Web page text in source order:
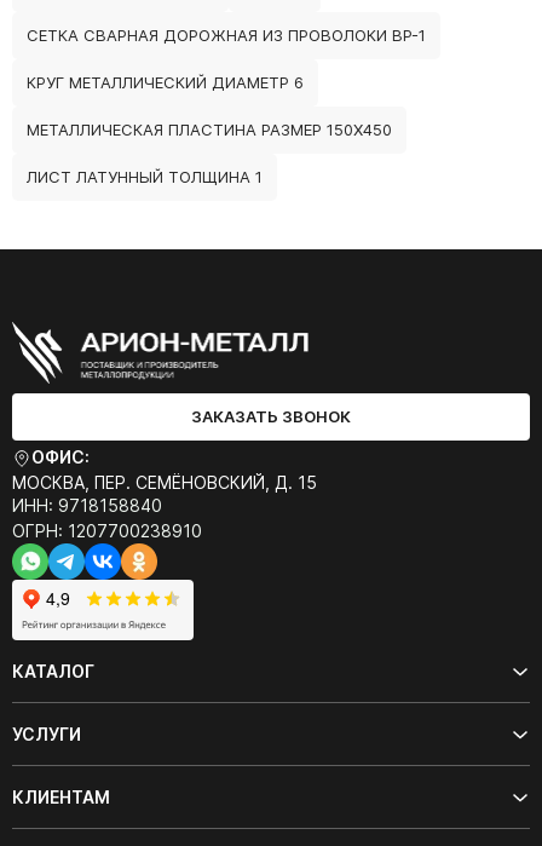
СЕТКА СВАРНАЯ ДОРОЖНАЯ ИЗ ПРОВОЛОКИ ВР-1
КРУГ МЕТАЛЛИЧЕСКИЙ ДИАМЕТР 6
МЕТАЛЛИЧЕСКАЯ ПЛАСТИНА РАЗМЕР 150Х450
ЛИСТ ЛАТУННЫЙ ТОЛЩИНА 1
ЗАКАЗАТЬ ЗВОНОК
ОФИС:
МОСКВА, ПЕР. СЕМЁНОВСКИЙ, Д. 15
ИНН: 9718158840
ОГРН: 1207700238910
КАТАЛОГ
УСЛУГИ
КЛИЕНТАМ